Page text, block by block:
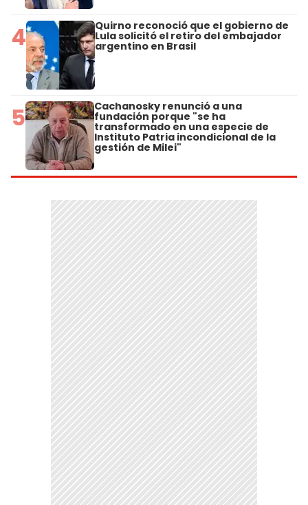
4 Quirno reconoció que el gobierno de
Lula solicitó el retiro del embajador
argentino en Brasil
5 Cachanosky renunció a una
fundación porque "se ha
transformado en una especie de
Instituto Patria incondicional de la
gestión de Milei"